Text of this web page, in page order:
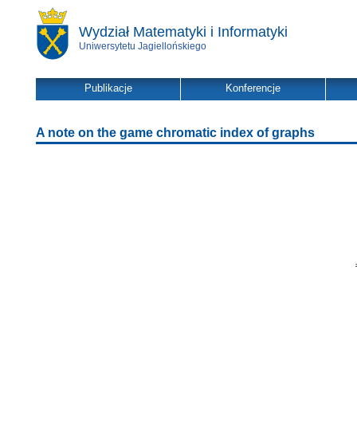
Wydział Matematyki i Informatyki
Uniwersytetu Jagiellońskiego
Publikacje Konferencje
A note on the game chromatic index of graphs